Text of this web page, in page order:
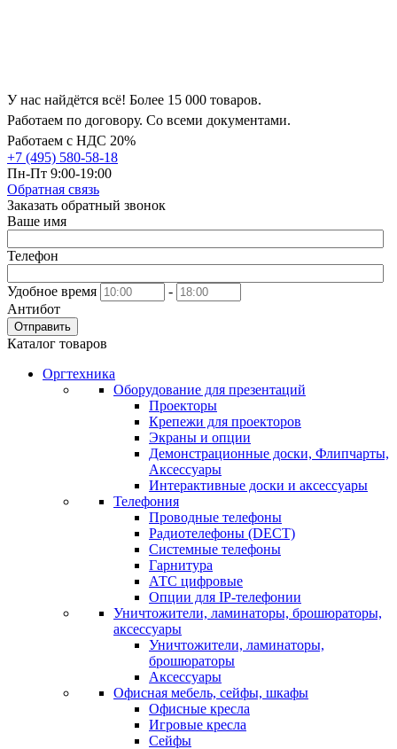
У нас найдётся всё! Более 15 000 товаров.
Работаем по договору. Со всеми документами.
Работаем с НДС 20%
+7 (495) 580-58-18
Пн-Пт 9:00-19:00
Обратная связь
Заказать обратный звонок
Ваше имя
Телефон
Удобное время
-
Антибот
Отправить
Каталог товаров
Оргтехника
Оборудование для презентаций
Проекторы
Крепежи для проекторов
Экраны и опции
Демонстрационные доски, Флипчарты,
Аксессуары
Интерактивные доски и аксессуары
Телефония
Проводные телефоны
Радиотелефоны (DECT)
Системные телефоны
Гарнитура
АТС цифровые
Опции для IP-телефонии
Уничтожители, ламинаторы, брошюраторы,
аксессуары
Уничтожители, ламинаторы,
брошюраторы
Аксессуары
Офисная мебель, сейфы, шкафы
Офисные кресла
Игровые кресла
Сейфы